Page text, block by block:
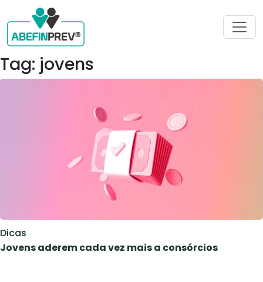
Tag: jovens
Dicas
Jovens aderem cada vez mais a consórcios